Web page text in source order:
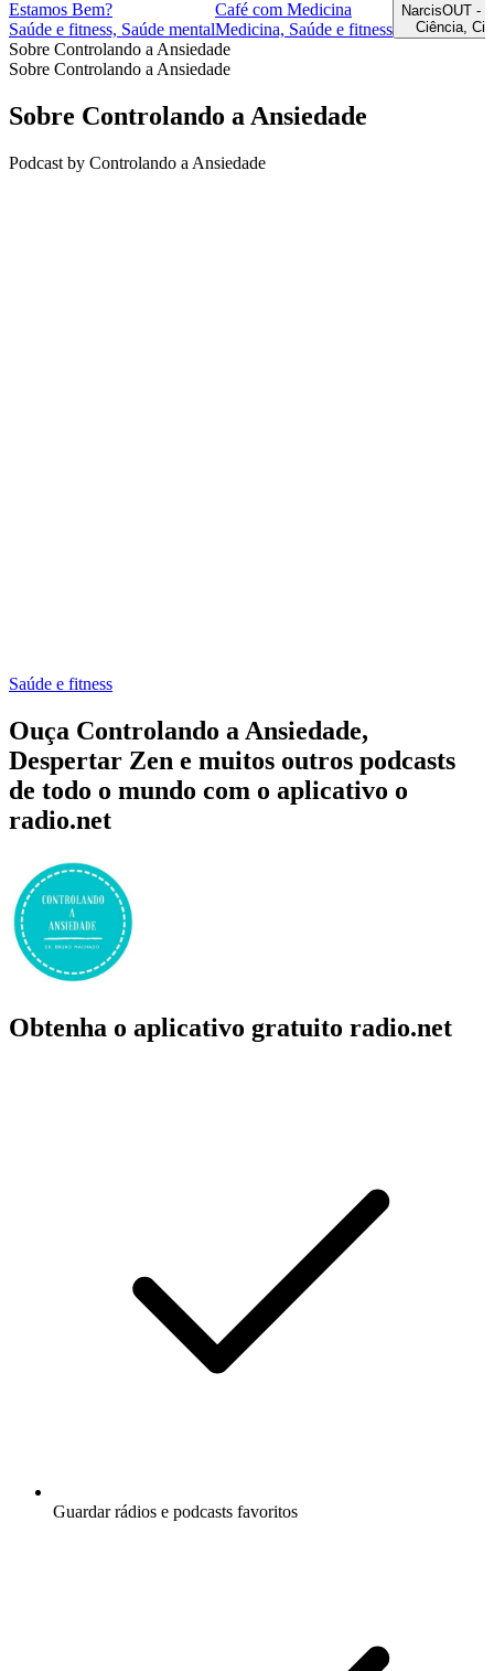
Estamos Bem?
Saúde e fitness, Saúde mental
Café com Medicina
Medicina, Saúde e fitness
Ciência,
Sobre Controlando a Ansiedade
Sobre Controlando a Ansiedade
Sobre Controlando a Ansiedade
Podcast by Controlando a Ansiedade
Saúde e fitness
Ouça Controlando a Ansiedade,
Despertar Zen e muitos outros podcasts
de todo o mundo com o aplicativo o
radio.net
Obtenha o aplicativo gratuito radio.net
Guardar rádios e podcasts favoritos